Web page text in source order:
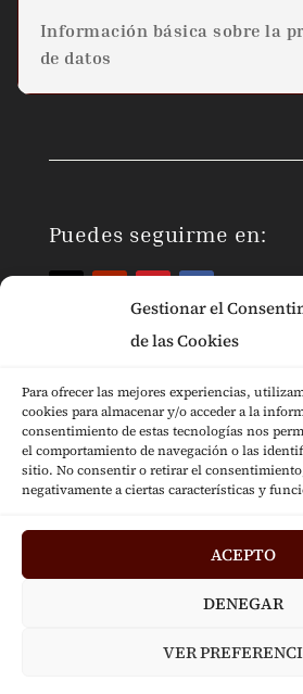
Gestionar el
de las Cookies
Para ofrecer las mejores experiencias,
cookies para almacenar y/o acceder a la
consentimiento de estas tecnologías nos
el comportamiento de navegación o las
sitio. No consentir o retirar el
negativamente a ciertas características y
ACEPTO
DENEGAR
VER
Información básica sobre la
de datos
Puedes seguirme en:
Páginas Legales
Diseñado porJesús
Desarrollado porMensaje